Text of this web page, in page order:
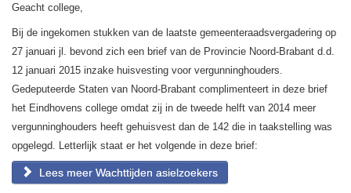
Geacht college,
Bij de ingekomen stukken van de laatste gemeenteraadsvergadering op
27 januari jl. bevond zich een brief van de Provincie Noord-Brabant d.d.
12 januari 2015 inzake huisvesting voor vergunninghouders.
Gedeputeerde Staten van Noord-Brabant complimenteert in deze brief
het Eindhovens college omdat zij in de tweede helft van 2014 meer
vergunninghouders heeft gehuisvest dan de 142 die in taakstelling was
opgelegd. Letterlijk staat er het volgende in deze brief:
Lees meer Wachttijden asielzoekers